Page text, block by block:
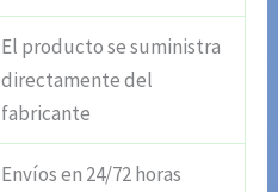
El producto se suministra
directamente del
fabricante
Envíos en 24/72 horas